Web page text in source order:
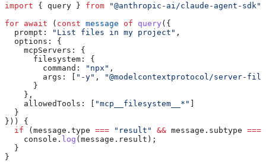
import { query } from "@anthropic-ai/claude-agent-sdk"
for await ( const message of query ({
  prompt:
"List files in my project" ,
  options:
{
    mcpServers:
{
      filesystem:
{
        command:
"npx" ,
        args:
"-y" ,
"@modelcontextprotocol/server-
      }
    },
    allowedTools:
"mcp__filesystem__*"
  }
})) {
  if
( message . type === "result" && message . subtype ===
    console
. log ( message . result );
  }
}